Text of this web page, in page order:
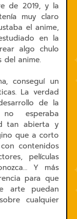
de 2019, y la
muy claro
el anime,
en la
algo chulo
anime.
conseguí un
La verdad
de la
esperaba
tan abierta y
que a corto
contenidos
películas
Y más
para que
arte puedan
cualquier